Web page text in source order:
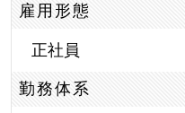
雇用形態
正社員
勤務体系